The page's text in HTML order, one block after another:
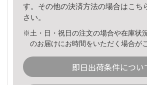
す。その他の決済方法の場合はこち
さい。
※土・日・祝日の注文の場合や在庫状
のお届けにお時間をいただく場合が
即日出荷条件につい